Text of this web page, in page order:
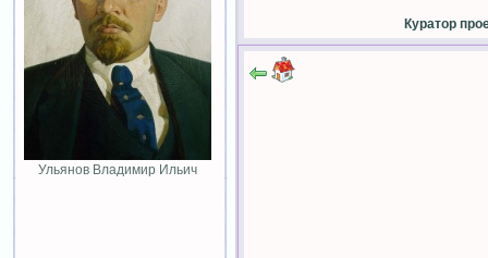
Ульянов Владимир Ильич
Куратор